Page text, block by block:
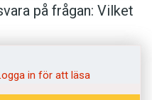
på frågan: Vilket
in för att läsa